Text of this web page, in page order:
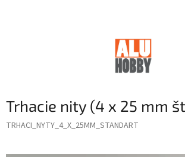
Trhacie nity (4 x 25 mm
TRHACI_NYTY_4_X_25MM_STANDART